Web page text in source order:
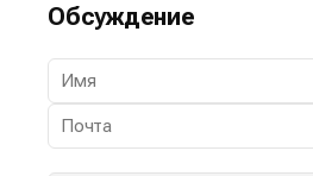
Обсуждение